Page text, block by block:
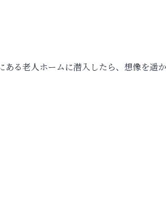
る老人ホームに潜入したら、想像を遥